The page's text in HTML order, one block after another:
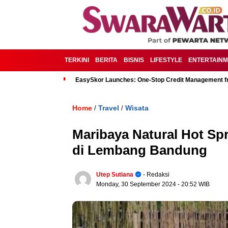
TERKINI BERITA BISNIS LIFESTYLE
EasySkor Launches: One-Stop Credit
Home / Travel / Wisata
Maribaya Natural Hot
di Lembang Bandung
Utep Sutiana
- Redaksi
Monday, 30 September 2024 - 20:52 WIB